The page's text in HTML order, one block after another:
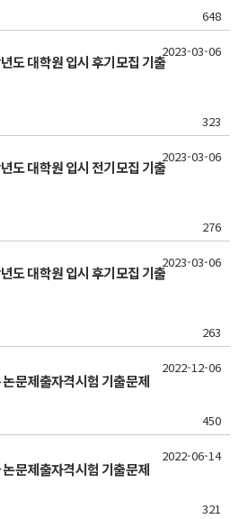
648
도 대학원 입시 후기모집 기출
323
2023-03-06
도 대학원 입시 전기모집 기출
276
2023-03-06
도 대학원 입시 후기모집 기출
263
2023-03-06
문제출자격시험 기출문제
450
2022-12-06
문제출자격시험 기출문제
321
2022-06-14